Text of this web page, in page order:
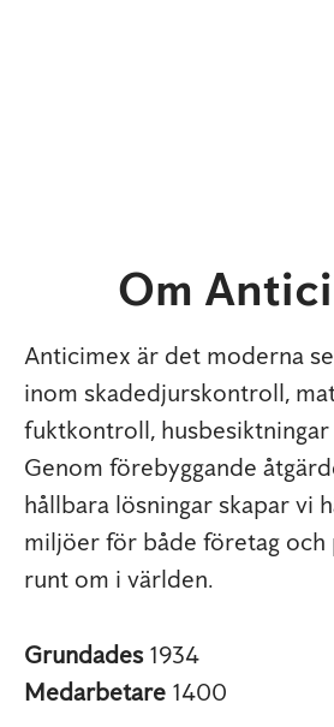
Om
Anticimex är det moderna
inom skadedjurskontroll,
fuktkontroll,
Genom förebyggande
hållbara lösningar skapar vi
miljöer för både företag
runt om i världen.
Grundades 1934
Medarbetare 1400